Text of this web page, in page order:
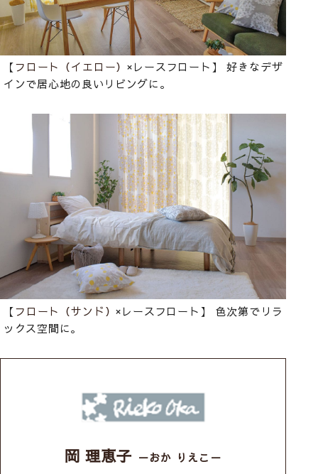
【フロート（イエロー）×レースフロート】 好きなデザ
インで居心地の良いリビングに。
【フロート（サンド）×レースフロート】 色次第でリラ
ックス空間に。
岡 理恵子 －おか りえこ－